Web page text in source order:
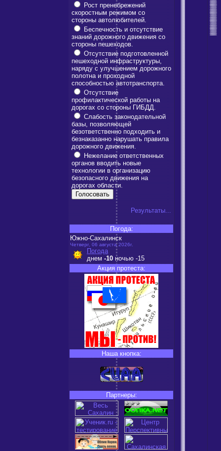
Рост пренебрежений
скоростным режимом со
стороны автолюбителей.
Беспечность и отсутствие
знаний дорожного движения со
стороны пешеходов.
Отсутствие подготовленной
пешеходной инфраструктуры,
наряду с улучшением дорожного
полотна и проходной
способностью автотранспорта.
Отсутствие
профилактической работы на
дорогах со стороны ГИБДД.
Слабость законодательной
базы, позволяющей
безответственно подходить и
безнаказанно нарушать правила
дорожного движения.
Нежелание ответственных
органов вводить новые
технологии в организацию
безопасного движения на
дорогах области.
Результаты...
Погода:
Южно-Сахалинск
Четверг, 06 августа 2026г.
Погода
днем -10 ночью -15
Акция протеста:
Наша кнопка:
Партнеры: